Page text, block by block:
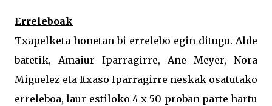
Erreleboak
Txapelketa honetan bi errelebo egin ditugu. Alde
batetik, Amaiur Iparragirre, Ane Meyer, Nora
Miguelez eta Itxaso Iparragirre neskak osatutako
erreleboa, laur estiloko 4 x 50 proban parte hartu